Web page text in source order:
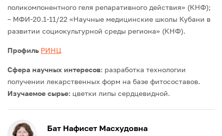
поликомпонентного геля репаративного действия» (КНФ);
– МФИ-20.1-11/22 «Научные медицинские школы Кубани в
развитии социокультурной среды региона» (КНФ).
Профиль РИНЦ
Сфера научных интересов: разработка технологии
получении лекарственных форм на базе фитосоставов.
Изучаемое сырье: цветки липы сердцевидной.
Бат Нафисет Масхудовна